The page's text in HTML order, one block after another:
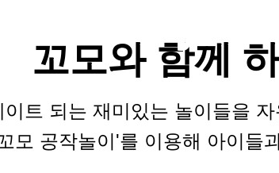
모 공작놀이 자료를 제공 합니
꼬모와 함께
이트 되는 재미있는 놀이들을
모 공작놀이'를 이용해 아이들